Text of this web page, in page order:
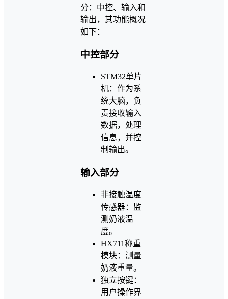
分：中控、输入和
输出，其功能概况
如下：
中控部分
STM32单片
机：作为系
统大脑，负
责接收输入
数据，处理
信息，并控
制输出。
输入部分
非接触温度
传感器：监
测奶液温
度。
HX711称重
模块：测量
奶液重量。
独立按键：
用户操作界